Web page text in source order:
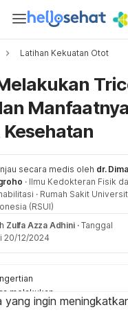
Latihan Kekuatan Otot
Manfaatnya
secara medis oleh dr.
· Ilmu Kedokteran Fisik
· Rumah Sakit
(RSUI)
Zulfa Azza Adhini · Tanggal
20/12/2024
melakukan
yang ingin